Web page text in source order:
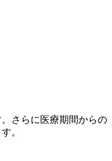
さらに医療期間からの
。